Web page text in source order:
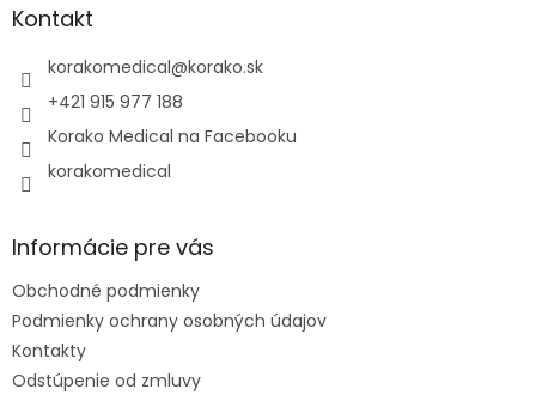
äKontakt
korakomedical@korako.sk
+421 915 977 188
Korako Medical na Facebooku
korakomedical
Informácie pre vás
Obchodné podmienky
Podmienky ochrany osobných údajov
Kontakty
Odstúpenie od zmluvy